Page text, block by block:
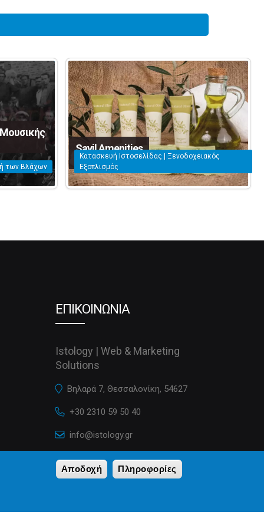
των Βλάχων
Savil Amenities
Κατασκευή Ιστοσελίδας | Ξενοδοχειακός
Εξοπλισμός
ΕΠΙΚΟΙΝΩΝΙΑ
Istology | Web & Marketing
Solutions
Βηλαρά 7, Θεσσαλονίκη, 54627
+30 2310 59 50 40
info@istology.gr
istology.gr
Αποδοχή Πληροφορίες